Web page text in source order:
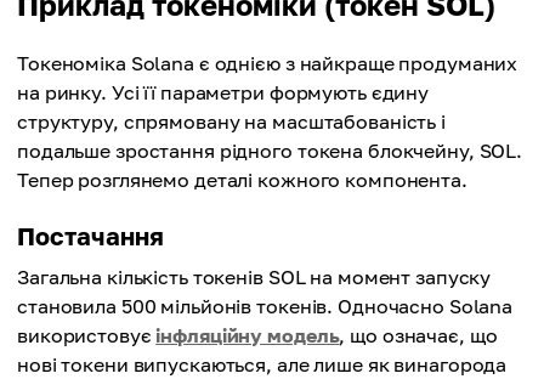
Токеноміка Solana є однією з найкраще продуманих
на ринку. Усі її параметри формують єдину
структуру, спрямовану на масштабованість і
подальше зростання рідного токена блокчейну, SOL.
Тепер розглянемо деталі кожного компонента.
Постачання
Загальна кількість токенів SOL на момент запуску
становила 500 мільйонів токенів. Одночасно Solana
використовуєінфляційну модель, що означає, що
нові токени випускаються, але лише як винагорода